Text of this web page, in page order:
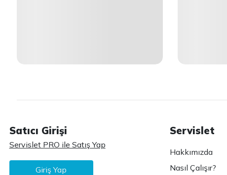
Satıcı Girişi
Servislet PRO ile Satış Yap
Giriş Yap
Servislet
Hakkımızda
Nasıl Çalışır?